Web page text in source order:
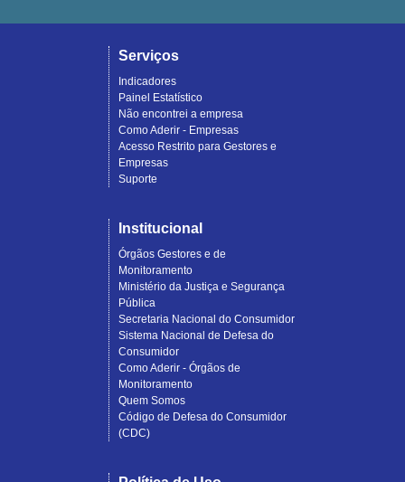
Serviços
Indicadores
Painel Estatístico
Não encontrei a empresa
Como Aderir - Empresas
Acesso Restrito para Gestores e
Empresas
Suporte
Institucional
Órgãos Gestores e de
Monitoramento
Ministério da Justiça e Segurança
Pública
Secretaria Nacional do Consumidor
Sistema Nacional de Defesa do
Consumidor
Como Aderir - Órgãos de
Monitoramento
Quem Somos
Código de Defesa do Consumidor
(CDC)